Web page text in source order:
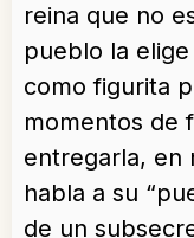
reina que no
pueblo la
como figurita
momentos de
entregarla, en
habla a su
de un